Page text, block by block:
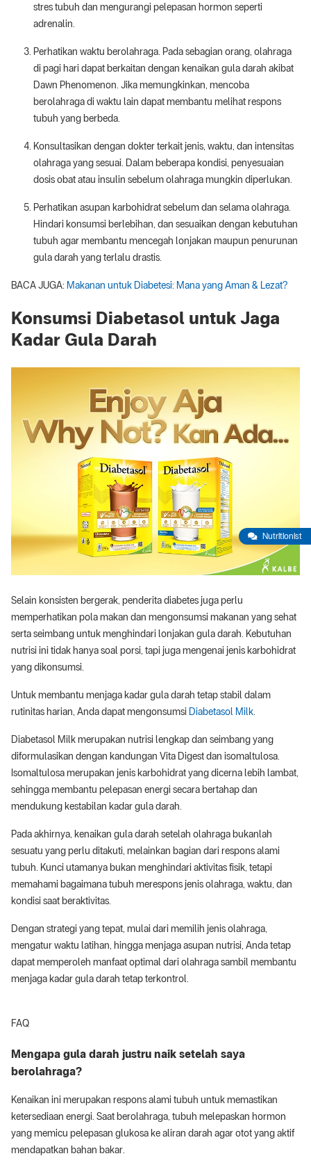
stres tubuh dan mengurangi pelepasan hormon seperti
adrenalin.
Perhatikan waktu berolahraga. Pada sebagian orang, olahraga
di pagi hari dapat berkaitan dengan kenaikan gula darah akibat
Dawn Phenomenon. Jika memungkinkan, mencoba
berolahraga di waktu lain dapat membantu melihat respons
tubuh yang berbeda.
Konsultasikan dengan dokter terkait jenis, waktu, dan intensitas
olahraga yang sesuai. Dalam beberapa kondisi, penyesuaian
dosis obat atau insulin sebelum olahraga mungkin diperlukan.
Perhatikan asupan karbohidrat sebelum dan selama olahraga.
Hindari konsumsi berlebihan, dan sesuaikan dengan kebutuhan
tubuh agar membantu mencegah lonjakan maupun penurunan
gula darah yang terlalu drastis.
BACA JUGA: Makanan untuk Diabetesi: Mana yang Aman & Lezat?
Konsumsi Diabetasol untuk Jaga
Kadar Gula Darah
Selain konsisten bergerak, penderita diabetes juga perlu
memperhatikan pola makan dan mengonsumsi makanan yang sehat
serta seimbang untuk menghindari lonjakan gula darah. Kebutuhan
nutrisi ini tidak hanya soal porsi, tapi juga mengenai jenis karbohidrat
yang dikonsumsi.
Untuk membantu menjaga kadar gula darah tetap stabil dalam
rutinitas harian, Anda dapat mengonsumsi Diabetasol Milk.
Diabetasol Milk merupakan nutrisi lengkap dan seimbang yang
diformulasikan dengan kandungan Vita Digest dan isomaltulosa.
Isomaltulosa merupakan jenis karbohidrat yang dicerna lebih lambat,
sehingga membantu pelepasan energi secara bertahap dan
mendukung kestabilan kadar gula darah.
Pada akhirnya, kenaikan gula darah setelah olahraga bukanlah
sesuatu yang perlu ditakuti, melainkan bagian dari respons alami
tubuh. Kunci utamanya bukan menghindari aktivitas fisik, tetapi
memahami bagaimana tubuh merespons jenis olahraga, waktu, dan
kondisi saat beraktivitas.
Dengan strategi yang tepat, mulai dari memilih jenis olahraga,
mengatur waktu latihan, hingga menjaga asupan nutrisi, Anda tetap
dapat memperoleh manfaat optimal dari olahraga sambil membantu
menjaga kadar gula darah tetap terkontrol.
FAQ
Mengapa gula darah justru naik setelah saya
berolahraga?
Kenaikan ini merupakan respons alami tubuh untuk memastikan
ketersediaan energi. Saat berolahraga, tubuh melepaskan hormon
yang memicu pelepasan glukosa ke aliran darah agar otot yang aktif
mendapatkan bahan bakar.
Nutritionist